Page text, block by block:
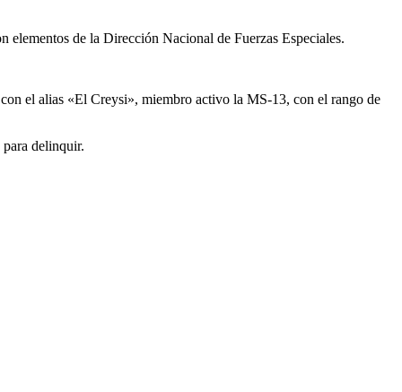
de la Dirección Nacional de Fuerzas Especiales.
el alias «El Creysi», miembro activo la MS-13, con el rango de
delinquir.